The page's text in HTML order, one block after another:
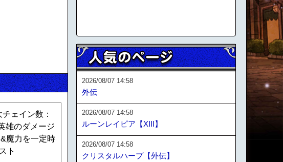
ェイン数：
雄のダメージ
魔力を一定時
ト
2026/08/07 14:58
外伝
2026/08/07 14:58
ルーンレイピア【XIII】
2026/08/07 14:58
クリスタルハープ【外伝】